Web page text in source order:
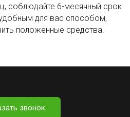
соблюдайте 6-месячный срок
для вас способом,
положенные средства.
звонок